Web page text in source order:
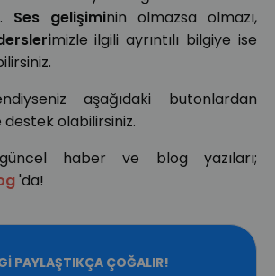
Ses gelişiminin olmazsa olmazı,
mizle ilgili ayrıntılı bilgiye ise
aşağıdaki butonlardan
olabilirsiniz.
haber ve blog yazıları;
'da!
PAYLAŞTIKÇA ÇOĞALIR!